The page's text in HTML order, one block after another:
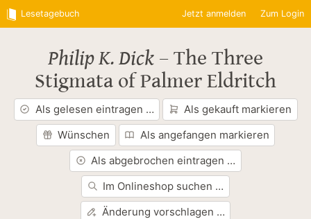
Lesetagebuch Jetzt anmelden Zum Login
Philip K. Dick – The Three
Stigmata of Palmer Eldritch
Als gelesen eintragen …
Als gekauft markieren
Wünschen
Als angefangen markieren
Als abgebrochen eintragen …
Im Onlineshop suchen …
Änderung vorschlagen …